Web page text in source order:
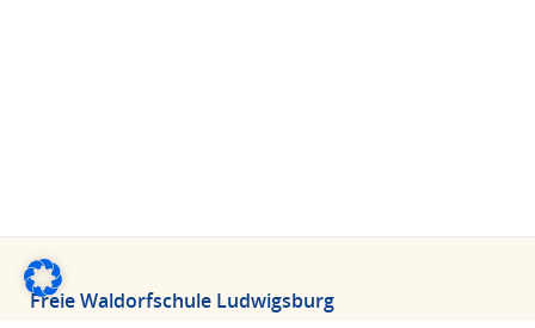
Freie Waldorfschule Ludwigsburg